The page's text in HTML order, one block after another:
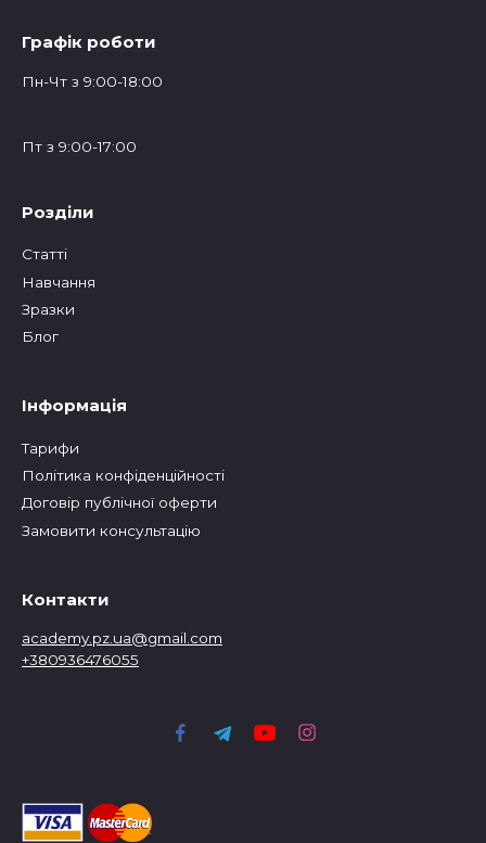
Графік роботи
Пн-Чт з 9:00-18:00
Пт з 9:00-17:00
Розділи
Статтi
Навчання
Зразки
Блог
Інформація
Тарифи
Політика конфіденційності
Договір публічної оферти
Замовити консультацію
Контакти
academy.pz.ua@gmail.com
+380936476055